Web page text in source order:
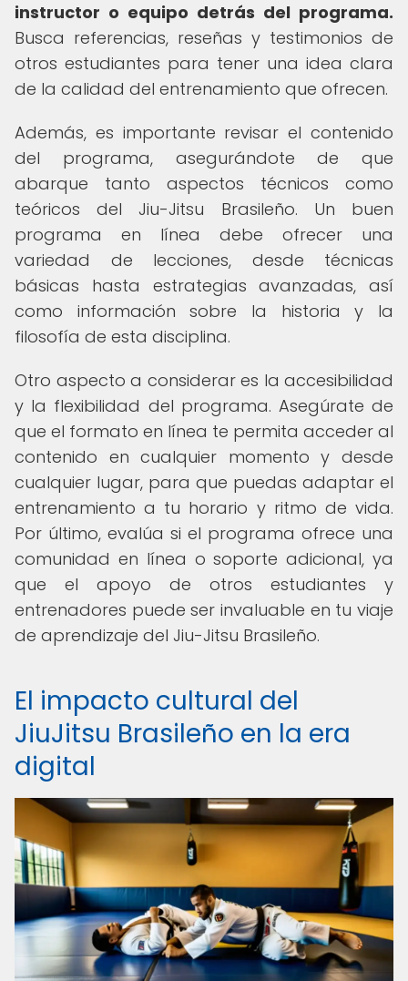
instructor o equipo detrás del programa.
Busca referencias, reseñas y testimonios de
otros estudiantes para tener una idea clara
de la calidad del entrenamiento que ofrecen.
Además, es importante revisar el contenido
del programa, asegurándote de que
abarque tanto aspectos técnicos como
teóricos del Jiu-Jitsu Brasileño. Un buen
programa en línea debe ofrecer una
variedad de lecciones, desde técnicas
básicas hasta estrategias avanzadas, así
como información sobre la historia y la
filosofía de esta disciplina.
Otro aspecto a considerar es la accesibilidad
y la flexibilidad del programa. Asegúrate de
que el formato en línea te permita acceder al
contenido en cualquier momento y desde
cualquier lugar, para que puedas adaptar el
entrenamiento a tu horario y ritmo de vida.
Por último, evalúa si el programa ofrece una
comunidad en línea o soporte adicional, ya
que el apoyo de otros estudiantes y
entrenadores puede ser invaluable en tu viaje
de aprendizaje del Jiu-Jitsu Brasileño.
El impacto cultural del
JiuJitsu Brasileño en la era
digital